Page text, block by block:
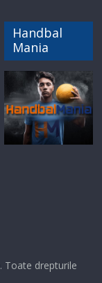
Handbal
Mania
. Toate drepturile